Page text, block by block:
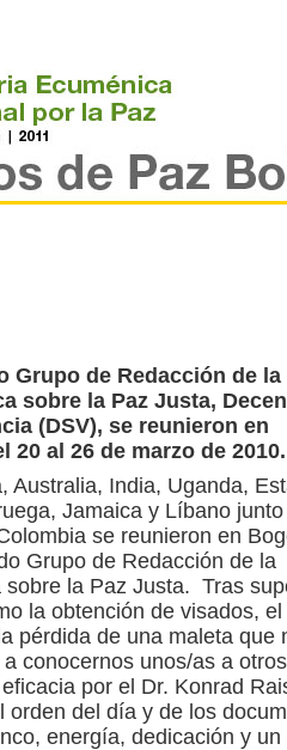
Grupo de Redacción de la
sobre la Paz Justa,
(DSV), se reunieron en
20 al 26 de marzo de
Australia, India, Uganda,
Jamaica y Líbano
se reunieron en
Grupo de Redacción de la
sobre la Paz Justa. Tras
la obtención de visados, el
pérdida de una maleta que
conocernos unos/as a
por el Dr. Konrad
orden del día y de los
energía, dedicación y